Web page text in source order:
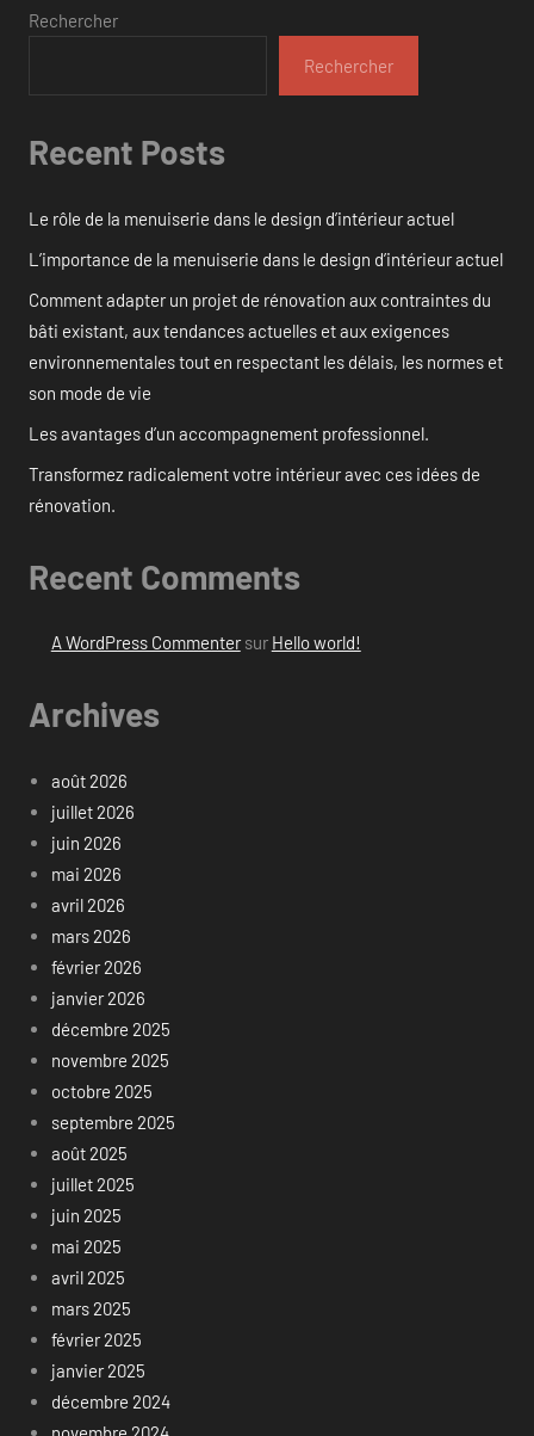
Rechercher
Rechercher
Recent Posts
Le rôle de la menuiserie dans le design d’intérieur actuel
L’importance de la menuiserie dans le design d’intérieur actuel
Comment adapter un projet de rénovation aux contraintes du
bâti existant, aux tendances actuelles et aux exigences
environnementales tout en respectant les délais, les normes et
son mode de vie
Les avantages d’un accompagnement professionnel.
Transformez radicalement votre intérieur avec ces idées de
rénovation.
Recent Comments
A WordPress Commentersur Hello world!
Archives
août 2026
juillet 2026
juin 2026
mai 2026
avril 2026
mars 2026
février 2026
janvier 2026
décembre 2025
novembre 2025
octobre 2025
septembre 2025
août 2025
juillet 2025
juin 2025
mai 2025
avril 2025
mars 2025
février 2025
janvier 2025
décembre 2024